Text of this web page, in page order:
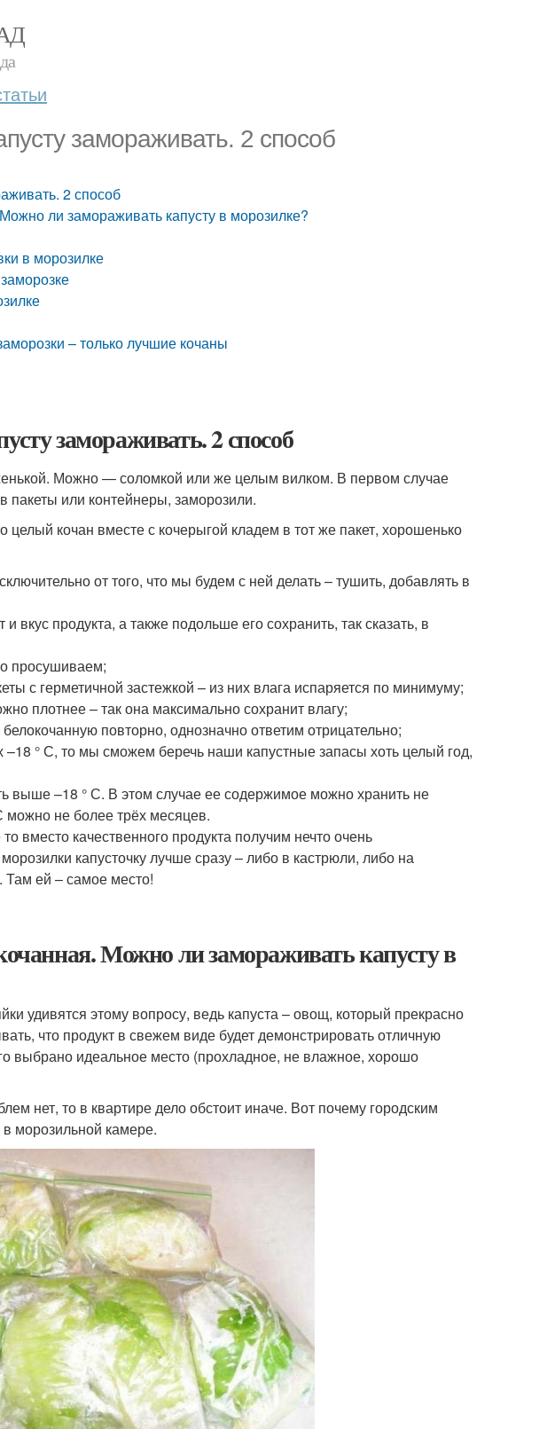
замораживать. 2 способ
2 способ
ли замораживать капусту в морозилке?
в морозилке
– только лучшие кочаны
замораживать. 2 способ
Можно — соломкой или же целым вилком. В первом случае
или контейнеры, заморозили.
кочан вместе с кочерыгой кладем в тот же пакет, хорошенько
от того, что мы будем с ней делать – тушить, добавлять в
вкус продукта, а также подольше его сохранить, так сказать, в
просушиваем;
с герметичной застежкой – из них влага испаряется по минимуму;
плотнее – так она максимально сохранит влагу;
повторно, однозначно ответим отрицательно;
° С, то мы сможем беречь наши капустные запасы хоть целый год,
выше –18 ° С. В этом случае ее содержимое можно хранить не
можно не более трёх месяцев.
вместо качественного продукта получим нечто очень
капусточку лучше сразу – либо в кастрюли, либо на
Там ей – самое место!
Можно ли замораживать капусту в
удивятся этому вопросу, ведь капуста – овощ, который прекрасно
что продукт в свежем виде будет демонстрировать отличную
выбрано идеальное место (прохладное, не влажное, хорошо
нет, то в квартире дело обстоит иначе. Вот почему городским
в морозильной камере.